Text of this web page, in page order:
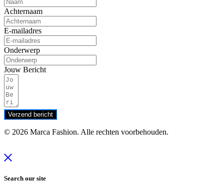
Achternaam
E-mailadres
Onderwerp
Jouw Bericht
Verzend bericht
© 2026 Marca Fashion. Alle rechten voorbehouden.
Search our site